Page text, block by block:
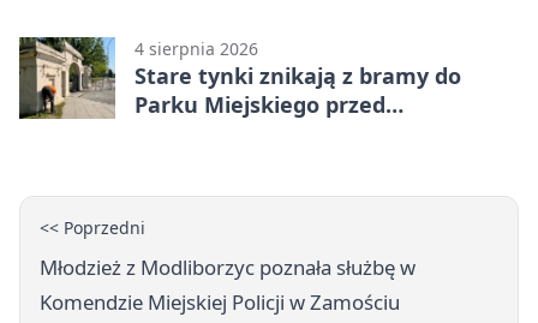
4 sierpnia 2026
Stare tynki znikają z bramy do
Parku Miejskiego przed
<< Poprzedni
Młodzież z Modliborzyc poznała służbę w
Komendzie Miejskiej Policji w Zamościu